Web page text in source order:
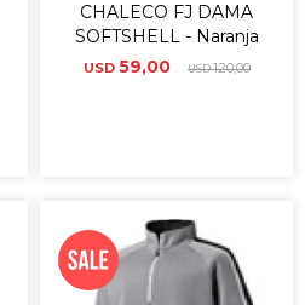
CHALECO FJ DAMA
SOFTSHELL - Naranja
USD 59,00 USD120,00